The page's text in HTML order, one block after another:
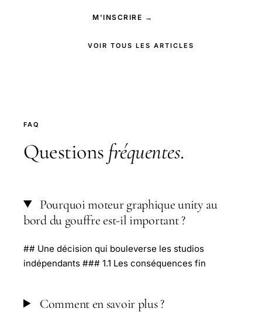
M'INSCRIRE →
VOIR TOUS LES ARTICLES
FAQ
Questions fréquentes.
Pourquoi moteur graphique unity au
bord du gouffre est-il important ?
## Une décision qui bouleverse les studios
indépendants ### 1.1 Les conséquences fin
Comment en savoir plus ?